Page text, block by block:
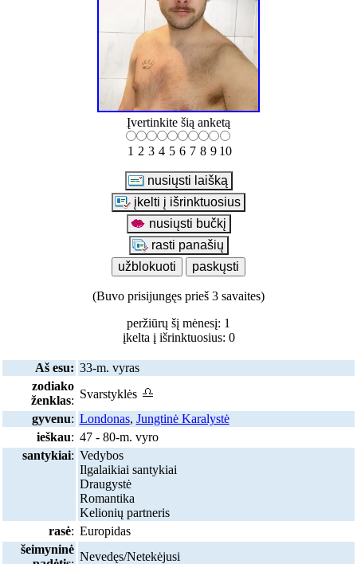
Įvertinkite šią anketą
1 2 3 4 5 6 7 8 9 10
(Buvo prisijungęs prieš 3 savaites)
peržiūrų šį mėnesį: 1
įkelta į išrinktuosius: 0
Aš esu: 33-m. vyras
zodiako
ženklas: Svarstyklės
gyvenu: Londonas, Jungtinė Karalystė
ieškau: 47 - 80-m. vyro
santykiai: Vedybos
Ilgalaikiai santykiai
Draugystė
Romantika
Kelionių partneris
rasė: Europidas
šeimyninė
Nevedęs/Netekėjusi